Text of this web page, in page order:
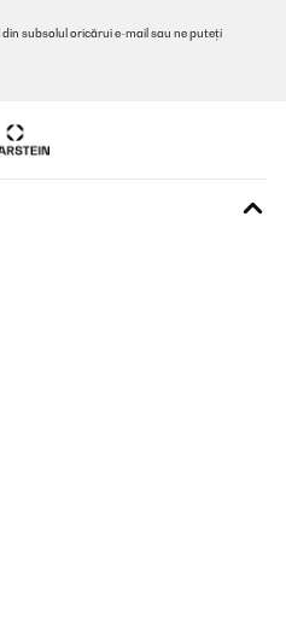
subsolul oricărui e-mail sau ne puteți